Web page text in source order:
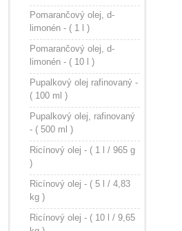
Pomarančový olej, d-
limonén - ( 1 l )
Pomarančový olej, d-
limonén - ( 10 l )
Pupalkový olej rafinovaný -
( 100 ml )
Pupalkový olej, rafinovaný
- ( 500 ml )
Ricínový olej - ( 1 l / 965 g
)
Ricínový olej - ( 5 l / 4,83
kg )
Ricínový olej - ( 10 l / 9,65